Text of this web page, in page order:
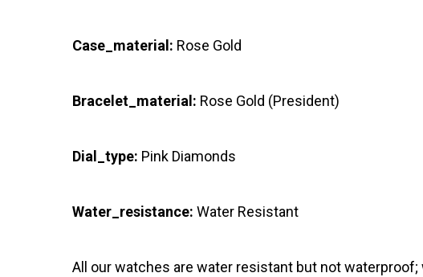
Case_material: Rose Gold
Bracelet_material: Rose Gold (President)
Dial_type: Pink Diamonds
Water_resistance: Water Resistant
All our watches are water resistant but not